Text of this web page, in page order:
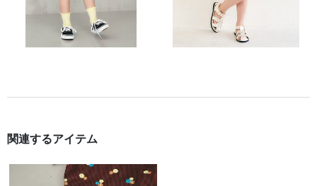
関連するアイテム